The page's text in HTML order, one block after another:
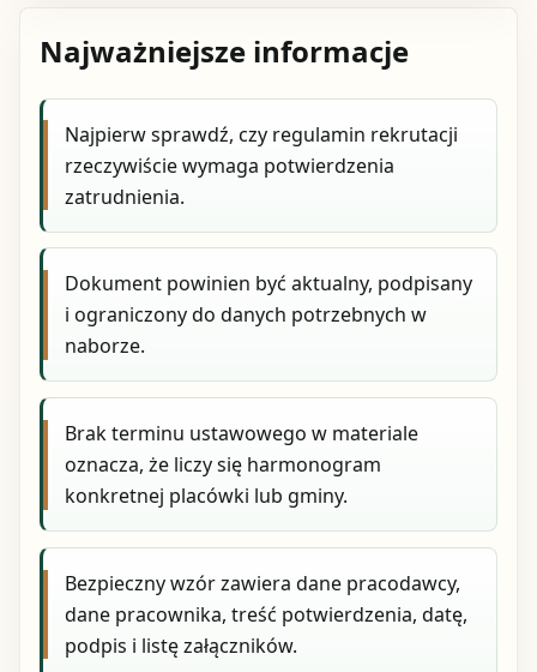
Najważniejsze informacje
Najpierw sprawdź, czy regulamin rekrutacji
rzeczywiście wymaga potwierdzenia
zatrudnienia.
Dokument powinien być aktualny, podpisany
i ograniczony do danych potrzebnych w
naborze.
Brak terminu ustawowego w materiale
oznacza, że liczy się harmonogram
konkretnej placówki lub gminy.
Bezpieczny wzór zawiera dane pracodawcy,
dane pracownika, treść potwierdzenia, datę,
podpis i listę załączników.